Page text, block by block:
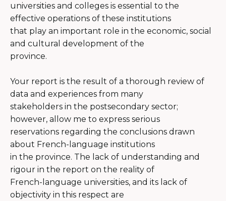
universities and colleges is essential to the
effective operations of these institutions
that play an important role in the economic, social
and cultural development of the
province.
Your report is the result of a thorough review of
data and experiences from many
stakeholders in the postsecondary sector;
however, allow me to express serious
reservations regarding the conclusions drawn
about French-language institutions
in the province. The lack of understanding and
rigour in the report on the reality of
French-language universities, and its lack of
objectivity in this respect are